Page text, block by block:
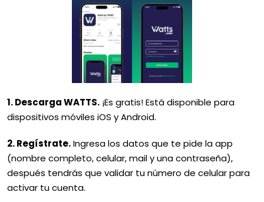
1. Descarga WATTS. ¡Es gratis! Está disponible para
dispositivos móviles iOS y Android.
2. Regístrate.Ingresa los datos que te pide la app
(nombre completo, celular, mail y una contraseña),
después tendrás que validar tu número de celular para
activar tu cuenta.